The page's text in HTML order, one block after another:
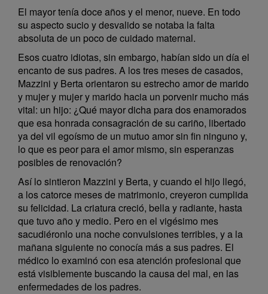
El mayor tenía doce años y el menor, nueve. En todo
su aspecto sucio y desvalido se notaba la falta
absoluta de un poco de cuidado maternal.
Esos cuatro idiotas, sin embargo, habían sido un día el
encanto de sus padres. A los tres meses de casados,
Mazzini y Berta orientaron su estrecho amor de marido
y mujer y mujer y marido hacia un porvenir mucho más
vital: un hijo: ¿Qué mayor dicha para dos enamorados
que esa honrada consagración de su cariño, libertado
ya del vil egoísmo de un mutuo amor sin fin ninguno y,
lo que es peor para el amor mismo, sin esperanzas
posibles de renovación?
Así lo sintieron Mazzini y Berta, y cuando el hijo llegó,
a los catorce meses de matrimonio, creyeron cumplida
su felicidad. La criatura creció, bella y radiante, hasta
que tuvo año y medio. Pero en el vigésimo mes
sacudiéronlo una noche convulsiones terribles, y a la
mañana siguiente no conocía más a sus padres. El
médico lo examinó con esa atención profesional que
está visiblemente buscando la causa del mal, en las
enfermedades de los padres.